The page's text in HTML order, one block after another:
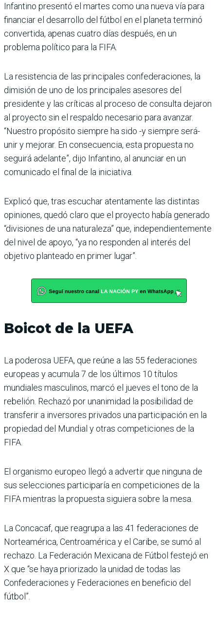
Infantino presentó el martes como una nueva vía para
financiar el desarrollo del fútbol en el planeta terminó
convertida, apenas cuatro días después, en un
problema político para la FIFA.
La resistencia de las principales confederaciones, la
dimisión de uno de los principales asesores del
presidente y las críticas al proceso de consulta dejaron
al proyecto sin el respaldo necesario para avanzar.
“Nuestro propósito siempre ha sido -y siempre será-
unir y mejorar. En consecuencia, esta propuesta no
seguirá adelante”, dijo Infantino, al anunciar en un
comunicado el final de la iniciativa.
Explicó que, tras escuchar atentamente las distintas
opiniones, quedó claro que el proyecto había generado
“divisiones de una naturaleza” que, independientemente
del nivel de apoyo, “ya no responden al interés del
objetivo planteado en primer lugar”.
Boicot de la UEFA
La poderosa UEFA, que reúne a las 55 federaciones
europeas y acumula 7 de los últimos 10 títulos
mundiales masculinos, marcó el jueves el tono de la
rebelión. Rechazó por unanimidad la posibilidad de
transferir a inversores privados una participación en la
propiedad del Mundial y otras competiciones de la
FIFA.
El organismo europeo llegó a advertir que ninguna de
sus selecciones participaría en competiciones de la
FIFA mientras la propuesta siguiera sobre la mesa.
La Concacaf, que reagrupa a las 41 federaciones de
Norteamérica, Centroamérica y el Caribe, se sumó al
rechazo. La Federación Mexicana de Fútbol festejó en
X que “se haya priorizado la unidad de todas las
Confederaciones y Federaciones en beneficio del
fútbol”.